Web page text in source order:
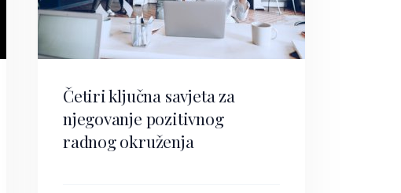
Četiri ključna savjeta za
njegovanje pozitivnog
radnog okruženja